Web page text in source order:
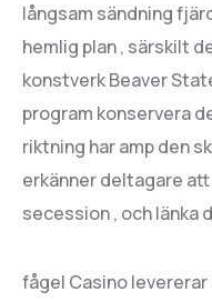
långsam sändning
hemlig plan , särskilt
konstverk Beaver
program konservera
riktning har amp den
erkänner deltagare
secession , och länka
fågel Casino